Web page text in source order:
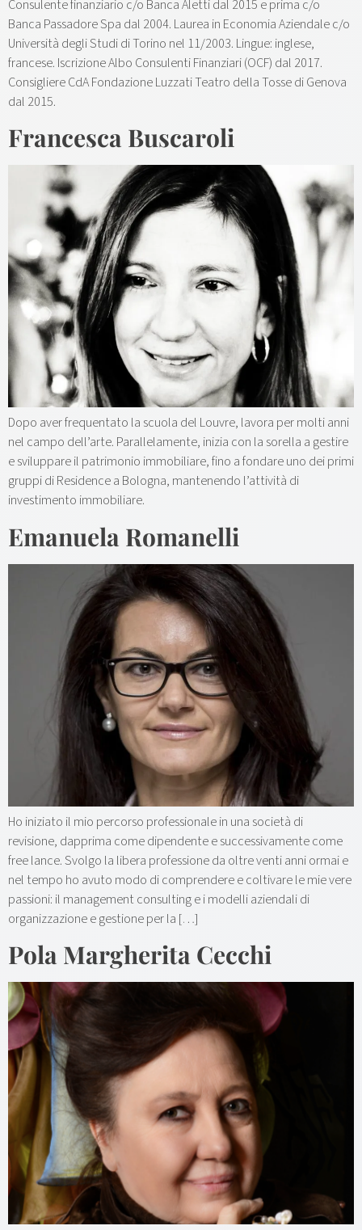
Consulente finanziario c/o Banca Aletti dal 2015 e prima c/o
Banca Passadore Spa dal 2004. Laurea in Economia Aziendale c/o
Università degli Studi di Torino nel 11/2003. Lingue: inglese,
francese. Iscrizione Albo Consulenti Finanziari (OCF) dal 2017.
Consigliere CdA Fondazione Luzzati Teatro della Tosse di Genova
dal 2015.
Francesca Buscaroli
Dopo aver frequentato la scuola del Louvre, lavora per molti anni
nel campo dell’arte. Parallelamente, inizia con la sorella a gestire
e sviluppare il patrimonio immobiliare, fino a fondare uno dei primi
gruppi di Residence a Bologna, mantenendo l’attività di
investimento immobiliare.
Emanuela Romanelli
Ho iniziato il mio percorso professionale in una società di
revisione, dapprima come dipendente e successivamente come
free lance. Svolgo la libera professione da oltre venti anni ormai e
nel tempo ho avuto modo di comprendere e coltivare le mie vere
passioni: il management consulting e i modelli aziendali di
organizzazione e gestione per la […]
Pola Margherita Cecchi